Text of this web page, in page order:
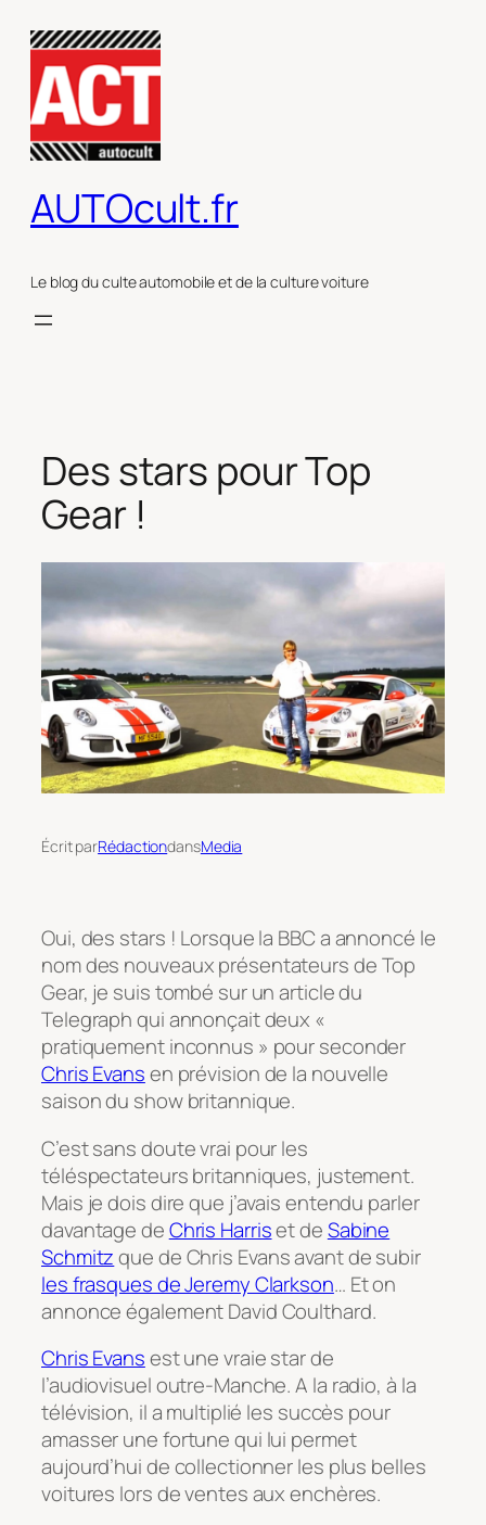
contenu
AUTOcult.fr
Le blog du culte automobile et de la culture voiture
Des stars pour Top
Gear !
Écrit parRédactiondansMedia
Oui, des stars ! Lorsque la BBC a annoncé le
nom des nouveaux présentateurs de Top
Gear, je suis tombé sur un article du
Telegraph qui annonçait deux «
pratiquement inconnus » pour seconder
Chris Evansen prévision de la nouvelle
saison du show britannique.
C’est sans doute vrai pour les
téléspectateurs britanniques, justement.
Mais je dois dire que j’avais entendu parler
davantage deChris Harriset deSabine
Schmitzque de Chris Evans avant de subir
les frasques de Jeremy Clarkson… Et on
annonce également David Coulthard.
Chris Evansest une vraie star de
l’audiovisuel outre-Manche. A la radio, à la
télévision, il a multiplié les succès pour
amasser une fortune qui lui permet
aujourd’hui de collectionner les plus belles
voitures lors de ventes aux enchères.